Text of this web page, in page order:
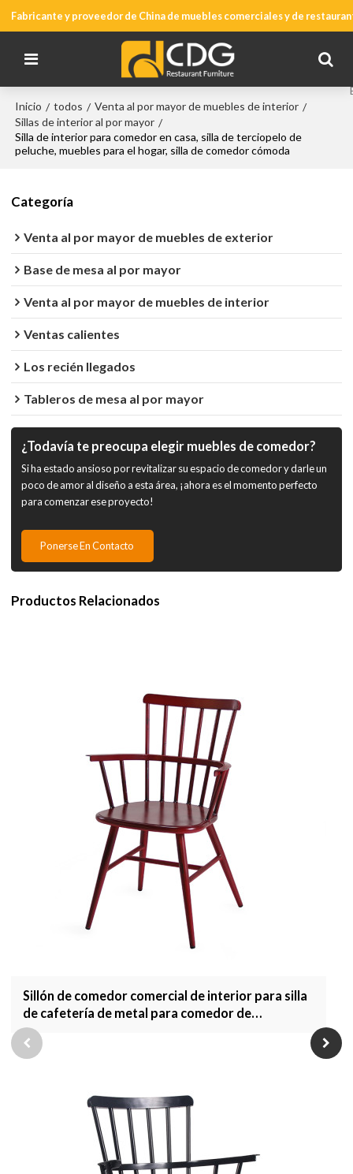
Fabricante y proveedor de China de muebles comerciales y de
Inicio / todos / Venta al por mayor de muebles de interior /
Sillas de interior al por mayor /
Silla de interior para comedor en casa, silla de terciopelo de
peluche, muebles para el hogar, silla de comedor cómoda
Categoría
Venta al por mayor de muebles de exterior
Base de mesa al por mayor
Venta al por mayor de muebles de interior
Ventas calientes
Los recién llegados
Tableros de mesa al por mayor
¿Todavía te preocupa elegir muebles de comedor?
Si ha estado ansioso por revitalizar su espacio de comedor y darle un
poco de amor al diseño a esta área, ¡ahora es el momento perfecto
para comenzar ese proyecto!
Ponerse En Contacto
Productos Relacionados
Sillón de comedor comercial de interior para silla
de cafetería de metal para comedor de
restaurante